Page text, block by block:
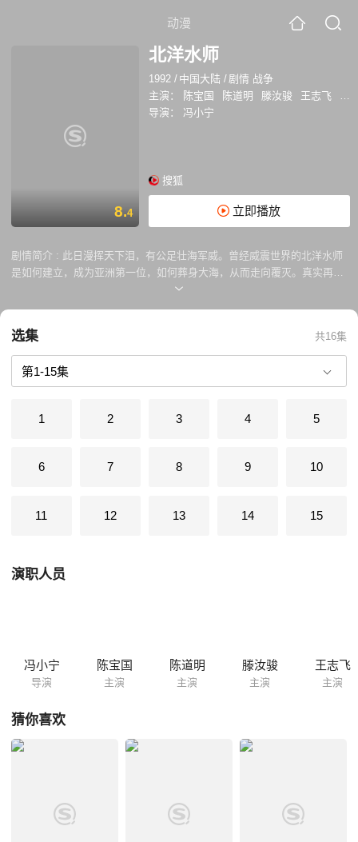
动漫
8.4
北洋水师
1992 / 中国大陆 /剧情 战争
主演：
陈宝国 陈道明 滕汝骏 王志飞
胡
导演：
冯小宁
搜狐
立即播放
剧情简介 : 此日漫挥天下泪，有公足壮海军威。曾经威震世界的北洋水师
是如何建立，成为亚洲第一位，如何葬身大海，从而走向覆灭。真实再现
中日大血战、旅顺大屠杀、朝鲜平壤战争、辽东战役、丰岛海战、黄海海
31日这些优秀的海军军官一部分到英国海军学院留学，背负了国家给予他
们的厚望重托。而明治维新后的日本抓紧购买和制造军舰加速发展海军派
遣的军官也在英国留学，成为他们后来的对手。1874年日本借口硫球渔民
被杀炮击台湾并派兵登陆。 1884年8月23日13点50分马江海战爆发；
艘、炮舰六艘、鱼雷艇十六艘、练习舰五艘……合计56艘，官兵4000多
选集 共16集
1 2 3 4 5
6 7 8 9 10
11 12 13 14 15
演职人员
冯小宁
导演
陈宝国
主演
陈道明
主演
滕汝骏
主演
王志飞
主演
猜你喜欢